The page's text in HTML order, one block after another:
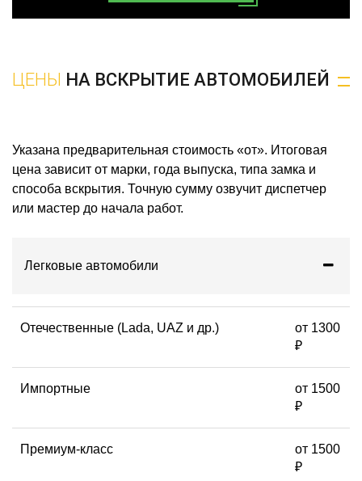
ЦЕНЫ НА ВСКРЫТИЕ АВТОМОБИЛЕЙ
Указана предварительная стоимость «от». Итоговая
цена зависит от марки, года выпуска, типа замка и
способа вскрытия. Точную сумму озвучит диспетчер
или мастер до начала работ.
Легковые автомобили
Отечественные (Lada, UAZ и др.)
от 1300
₽
Импортные
от 1500
₽
Премиум-класс
от 1500
₽